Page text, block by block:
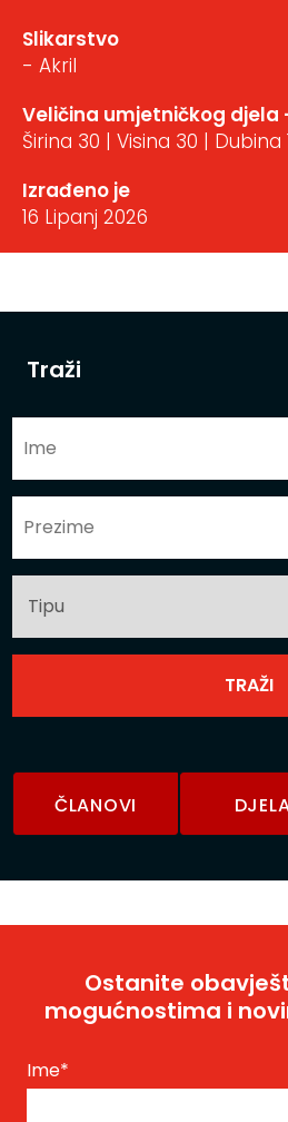
Traži
ČLANOVI
Slikarstvo
- Akril
Veličina umjetničkog djela
Širina 30 | Visina 30 | Dubina
Izrađeno je
16 Lipanj 2026
Ostanite
mogućnostima i
Ime*